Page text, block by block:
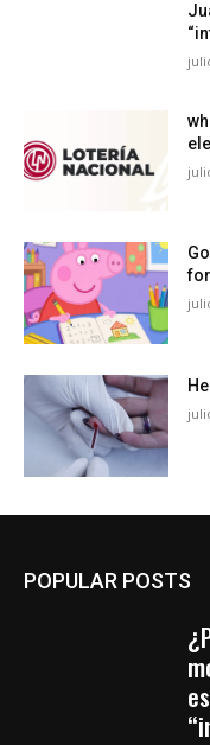
POPULAR POSTS